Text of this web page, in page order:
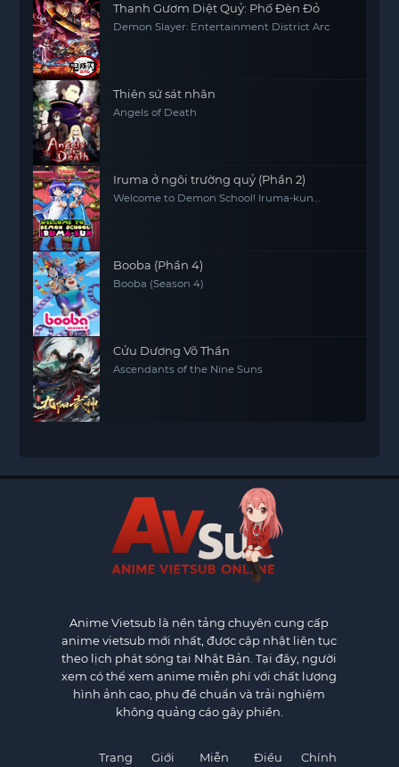
Thanh Gươm Diệt Quỷ: Phố Đèn Đỏ
Demon Slayer: Entertainment District Arc
Thiên sứ sát nhân
Angels of Death
Iruma ở ngôi trường quỷ (Phần 2)
Welcome to Demon School! Iruma-kun
Booba (Phần 4)
Booba (Season 4)
Cửu Dương Võ Thần
Ascendants of the Nine Suns
Anime Vietsub là nền tảng chuyên cung cấp
anime vietsub mới nhất, được cập nhật liên tục
theo lịch phát sóng tại Nhật Bản. Tại đây, người
xem có thể xem anime miễn phí với chất lượng
hình ảnh cao, phụ đề chuẩn và trải nghiệm
không quảng cáo gây phiền.
Trang Giới Miễn Điều Chính